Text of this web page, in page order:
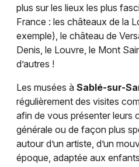
plus sur les lieux les plus
France : les châteaux de la
exemple), le château de
Denis, le Louvre, le Mont
d’autres !
Les musées à Sablé-sur-
régulièrement des visites
afin de vous présenter leurs
générale ou de façon plus
autour d’un artiste, d’un
époque, adaptée aux